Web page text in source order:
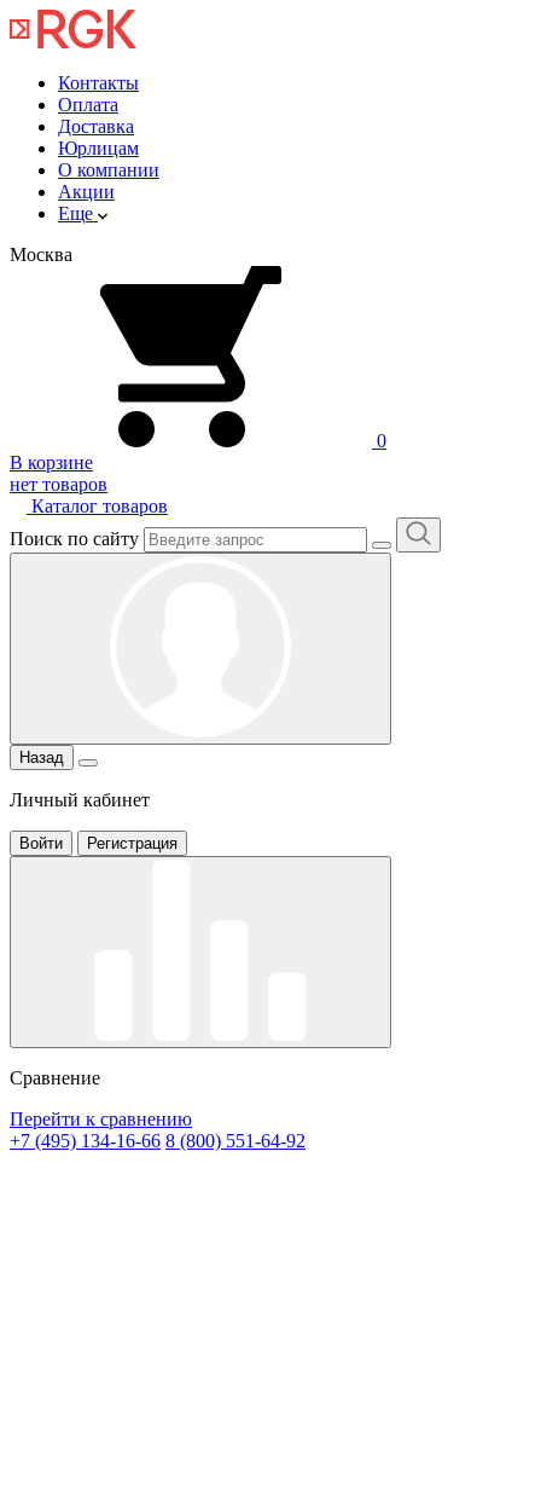
Контакты
Оплата
Доставка
Юрлицам
О компании
Акции
Еще
Москва
0
В корзине
нет товаров
Каталог товаров
Поиск по сайту
Назад
Личный кабинет
Войти Регистрация
Сравнение
Перейти к сравнению
+7 (495) 134-16-66 8 (800) 551-64-92